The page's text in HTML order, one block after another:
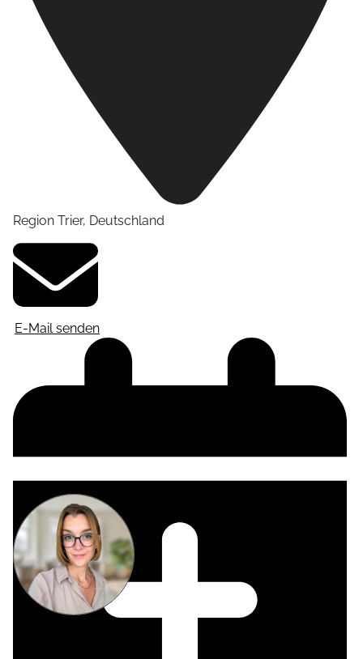
Region Trier, Deutschland
E-Mail senden